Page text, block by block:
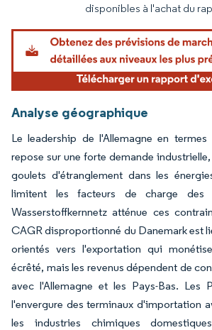
disponibles à l'achat du
Analyse géographique
Le leadership de l'Allemagne en
repose sur une forte demande
goulets d'étranglement dans les
limitent les facteurs de charge des
Wasserstoffkernnetz atténue ces
CAGR disproportionné du Danemark est
orientés vers l'exportation qui
écrêté, mais les revenus dépendent de
avec l'Allemagne et les Pays-Bas. Les
l'envergure des terminaux d'importation
les industries chimiques